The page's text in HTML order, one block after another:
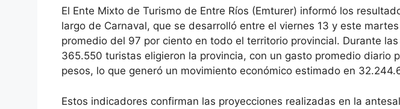
El Ente Mixto de Turismo de Entre Ríos (Emturer) informó los
largo de Carnaval, que se desarrolló entre el viernes 13 y este
promedio del 97 por ciento en todo el territorio provincial. Durante
365.550 turistas eligieron la provincia, con un gasto promedio diario
pesos, lo que generó un movimiento económico estimado en
Estos indicadores confirman las proyecciones realizadas en la